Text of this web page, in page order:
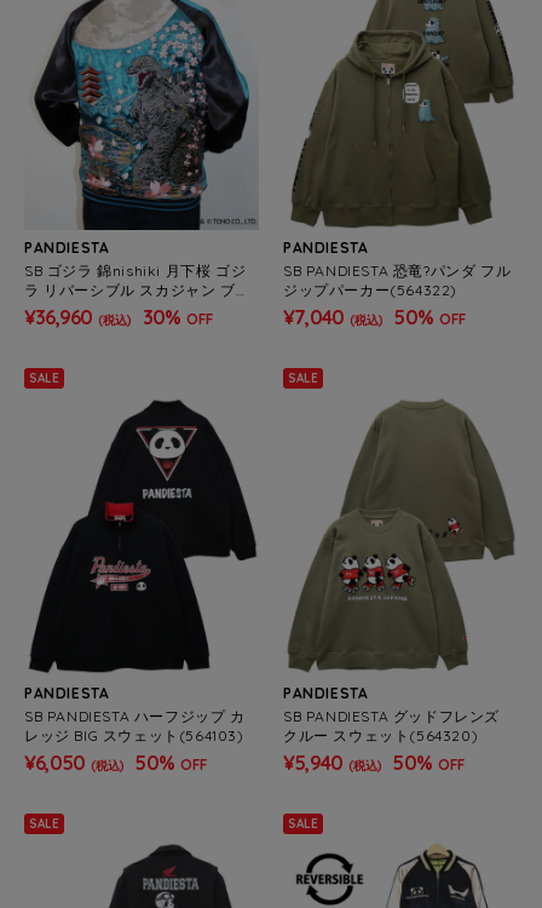
PANDIESTA
SB ゴジラ 錦nishiki 月下桜 ゴジ
ラ リバーシブル スカジャン ブル
ーグリーン(564362 MENS)
¥36,960 (税込) 30% OFF
PANDIESTA
SB PANDIESTA 恐竜?パンダ フル
ジップパーカー(564322)
¥7,040 (税込) 50% OFF
SALE
PANDIESTA
SB PANDIESTA ハーフジップ カ
レッジ BIG スウェット(564103)
¥6,050 (税込) 50% OFF
SALE
PANDIESTA
SB PANDIESTA グッドフレンズ
クルー スウェット(564320)
¥5,940 (税込) 50% OFF
SALE SALE